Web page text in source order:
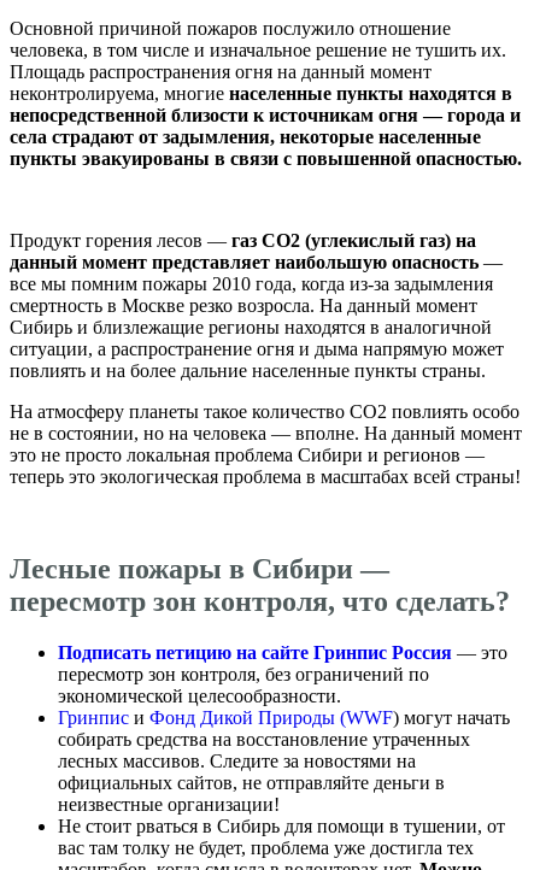
Основной причиной пожаров послужило отношение
человека, в том числе и изначальное решение не тушить их.
Площадь распространения огня на данный момент
неконтролируема, многие населенные пункты находятся в
непосредственной близости к источникам огня — города и
села страдают от задымления, некоторые населенные
пункты эвакуированы в связи с повышенной опасностью.
Продукт горения лесов — газ СО2 (углекислый газ) на
данный момент представляет наибольшую опасность —
все мы помним пожары 2010 года, когда из-за задымления
смертность в Москве резко возросла. На данный момент
Сибирь и близлежащие регионы находятся в аналогичной
ситуации, а распространение огня и дыма напрямую может
повлиять и на более дальние населенные пункты страны.
На атмосферу планеты такое количество СО2 повлиять особо
не в состоянии, но на человека — вполне. На данный момент
это не просто локальная проблема Сибири и регионов —
теперь это экологическая проблема в масштабах всей страны!
Лесные пожары в Сибири —
пересмотр зон контроля, что сделать?
Подписать петицию на сайте Гринпис Россия — это
пересмотр зон контроля, без ограничений по
экономической целесообразности.
Гринпис и Фонд Дикой Природы (WWF) могут начать
собирать средства на восстановление утраченных
лесных массивов. Следите за новостями на
официальных сайтов, не отправляйте деньги в
неизвестные организации!
Не стоит рваться в Сибирь для помощи в тушении, от
вас там толку не будет, проблема уже достигла тех